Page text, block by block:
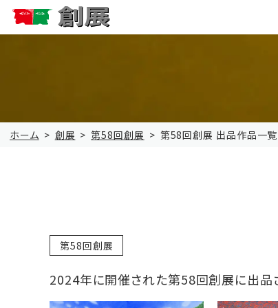
ホーム 創展 第58回創展 第58回創展 出品作品一覧
第58回創展
2024年に開催された第58回創展に出品